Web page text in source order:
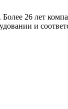
26 лет
и